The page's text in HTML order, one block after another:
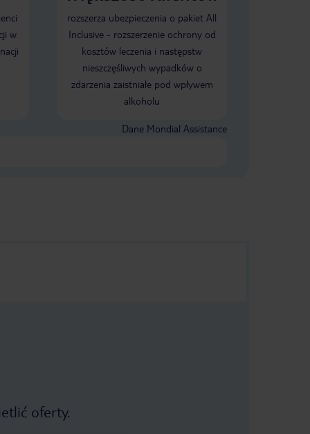
sen tym,
spać.
porządku.
w
rozszerza ubezpieczenia o pakiet All
Inclusive - rozszerzenie ochrony od
kosztów leczenia i następstw
nieszczęśliwych wypadków o
zdarzenia zaistniałe pod wpływem
alkoholu
Dane Mondial Assistance
oferty.